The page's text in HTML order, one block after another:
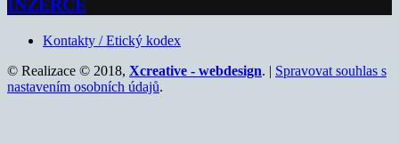
INZERCE
Kontakty / Etický kodex
© Realizace © 2018, Xcreative - webdesign. | Spravovat souhlas s
nastavením osobních údajů.